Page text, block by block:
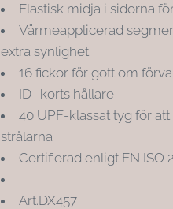
Elastisk midja i sidorna
Värmeapplicerad
extra synlighet
16 fickor för gott om
ID- korts hållare
40 UPF-klassat tyg för
strålarna
Certifierad enligt EN ISO
Art.DX457